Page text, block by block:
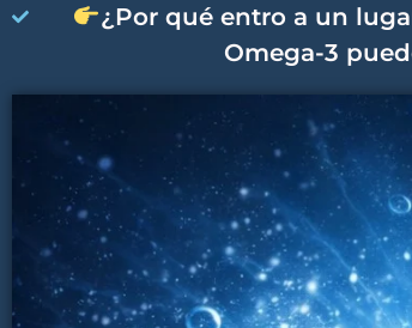
¿Por qué entro a un
Omega-3